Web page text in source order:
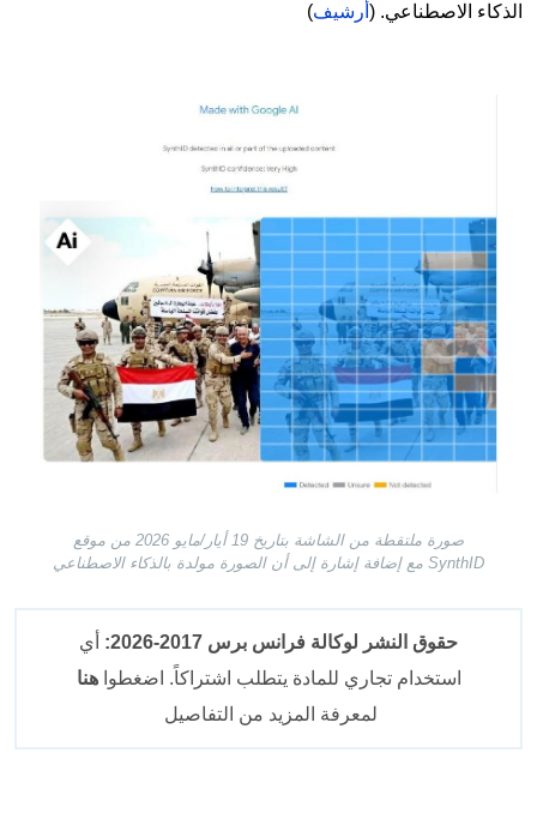
الذكاء الاصطناعي. ( أرشيف)
صورة ملتقطة من الشاشة بتاريخ 19 أيار/مايو 2026 من موقع
SynthID مع إضافة إشارة إلى أن الصورة مولدة بالذكاء الاصطناعي
حقوق النشر لوكالة فرانس برس 2017-2026:
أي
استخدام تجاري للمادة يتطلب اشتراكاً. اضغطواهنا
لمعرفة المزيد من التفاصيل